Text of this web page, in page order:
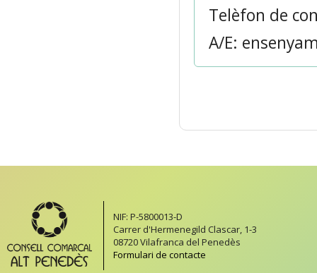
Telèfon de
A/E:
NIF: P-5800013-D
Carrer d'Hermenegild Clascar, 1-3
08720 Vilafranca del Penedès
Formulari de contacte